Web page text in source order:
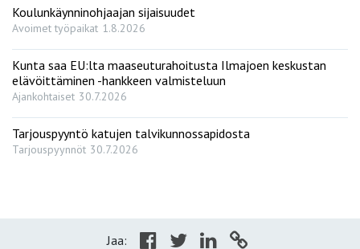
Koulunkäynninohjaajan sijaisuudet
Avoimet työpaikat 1.8.2026
Kunta saa EU:lta maaseuturahoitusta Ilmajoen keskustan
elävöittäminen -hankkeen valmisteluun
Ajankohtaiset 30.7.2026
Tarjouspyyntö katujen talvikunnossapidosta
Tarjouspyynnöt 30.7.2026
Jaa: